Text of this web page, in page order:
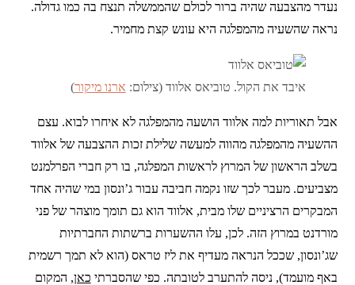
נעדר מהצבעה שהיה ברור לכולם שהממשלה תנצח בה כמו גדולה.
נראה שהשעיה מהמפלגה היא עונש קצת מחמיר.
איבד את הקול. טוביאס אלווד (צילום: ארנו מיקור)
אבל תאוריות למה אלווד הושעה מהמפלגה לא איחרו לבוא. עצם
ההשעיה מהמפלגה מהווה למעשה שלילת זכות ההצבעה של אלווד
בשלב הראשון של המרוץ לראשות המפלגה, בו רק חברי הפרלמנט
מצביעים. מעבר לכך שזו נקמה חביבה עבור ג’ונסון במי שהיה אחד
המבקרים הרציניים שלו מבית, אלווד הוא גם תומך מוצהר של פני
מורדנט במרוץ הזה. לכן, עלו ההשערות ברשתות החברתיות
שג’ונסון, שככל הנראה מעדיף את ליז טראס (הוא לא תמך רשמית
באף מועמד), ניסה להתערב לטובתה. כפי שהסברתי כאן, המקום